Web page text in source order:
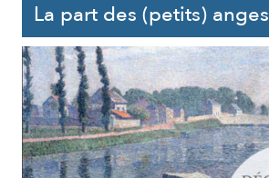
La part des (petits) anges